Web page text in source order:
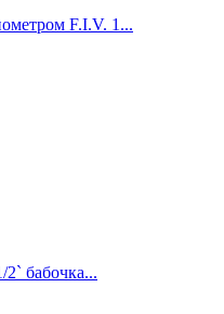
F.I.V. 1...
бабочка...